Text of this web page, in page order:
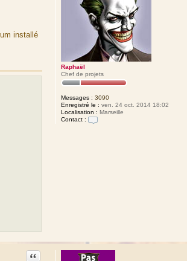
Raphaël
Chef de projets
Messages : 3090
Enregistré le : ven. 24 oct. 2014 18:02
Localisation : Marseille
Contact :
installé
Citation